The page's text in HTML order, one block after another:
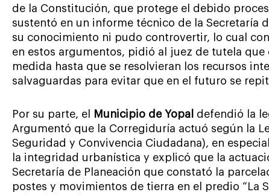
de la Constitución, que protege el debido
sustentó en un informe técnico de la Secretaría
su conocimiento ni pudo controvertir, lo cual
en estos argumentos, pidió al juez de tutela
medida hasta que se resolvieran los recursos
salvaguardas para evitar que en el futuro se
Por su parte, el Municipio de Yopal
defendió la
Argumentó que la Corregiduría actuó según la
Seguridad y Convivencia Ciudadana), en
la integridad urbanística y explicó que la
Secretaría de Planeación que constató la
postes y movimientos de tierra en el predio “La